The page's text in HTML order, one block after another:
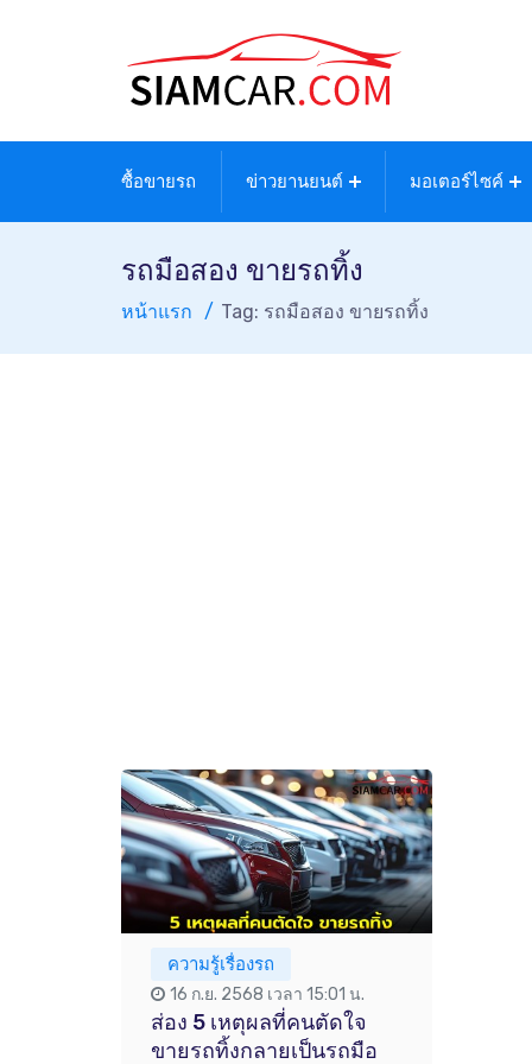
ซื้อขายรถ ข่าวยานยนต์ มอเตอร์ไซค์
รถมือสอง ขายรถทิ้ง
หน้าแรก Tag: รถมือสอง ขายรถทิ้ง
ความรู้เรื่องรถ
16 ก.ย. 2568 เวลา 15:01 น.
ส่อง 5 เหตุผลที่คนตัดใจ
ขายรถทิ้งกลายเป็นรถมือ